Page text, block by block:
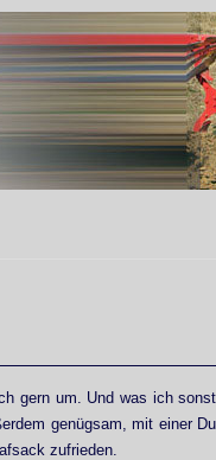
gern um. Und was ich
genügsam, mit einer
zufrieden.